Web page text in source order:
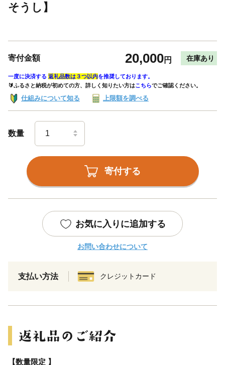
そうし】
寄付金額 20,000円 在庫あり
一度に決済する 返礼品数は３つ以内を推奨しております。
🔰ふるさと納税が初めての方、詳しく知りたい方はこちらでご確認ください。
仕組みについて知る 上限額を調べる
数量
寄付する
お気に入りに追加する
お問い合わせについて
支払い方法 クレジットカード
【数量限定 】